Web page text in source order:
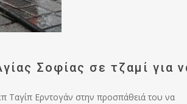
Σοφίας σε τζαμί για
Ταγίπ Ερντογάν στην προσπάθειά του να